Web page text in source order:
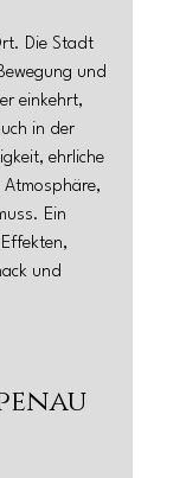
Die Stadt
und
einkehrt,
in der
ehrliche
Atmosphäre,
Ein
und